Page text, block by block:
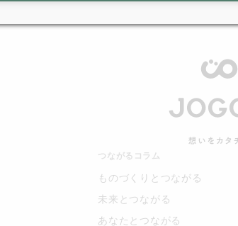
つながるコラム
ものづくりとつながる
未来とつながる
あなたとつながる